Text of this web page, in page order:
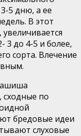
5 дню, а ее
В этот
3 до 4-5 и более,
сор­та. Влечение
сходные по
бре­довые идеи
слухо­вые